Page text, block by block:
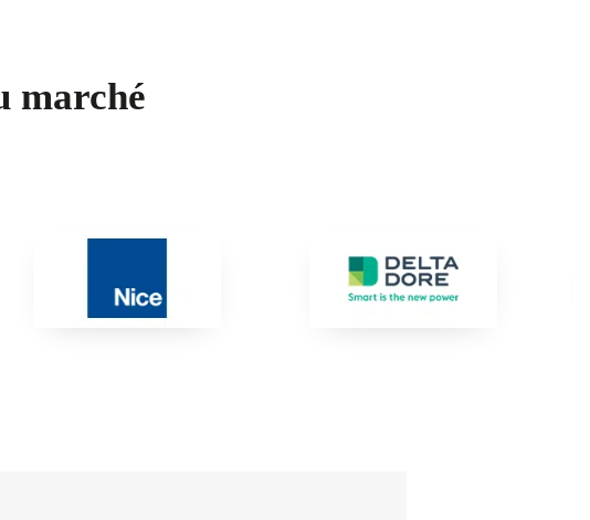
marché